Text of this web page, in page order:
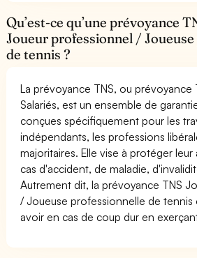
Qu’est-ce qu’une prévoyance
Joueur professionnel /
de tennis ?
La prévoyance TNS, ou prévoyance
Salariés, est un ensemble de
conçues spécifiquement pour les
indépendants, les professions
majoritaires. Elle vise à protéger
cas d'accident, de maladie,
Autrement dit, la prévoyance TNS
/ Joueuse professionnelle de tennis
avoir en cas de coup dur en